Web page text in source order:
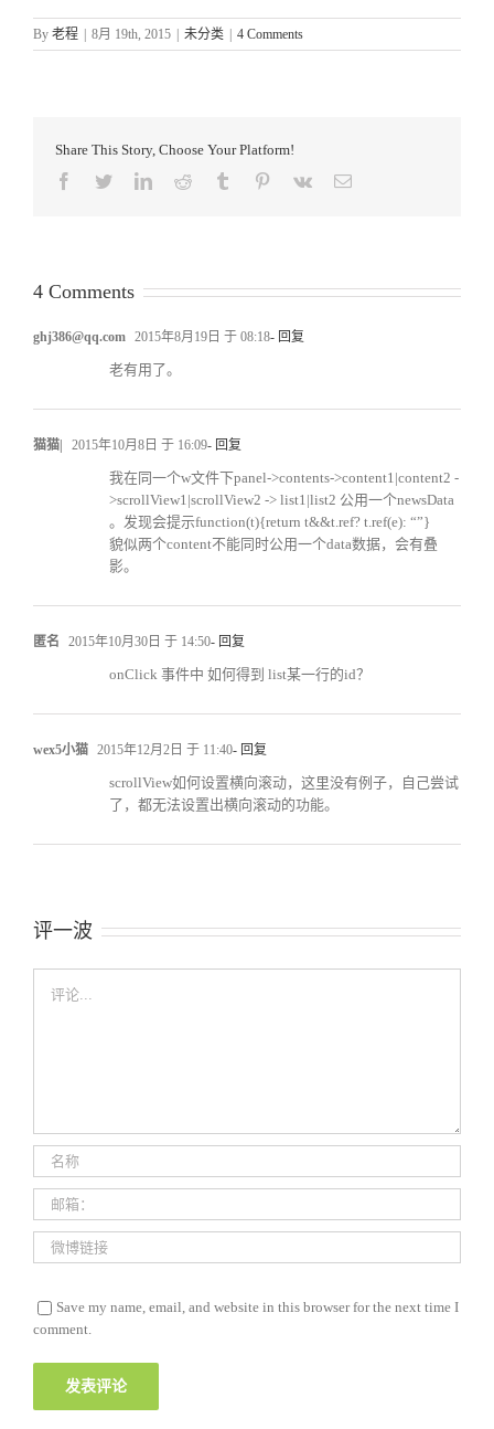
By 老程 | 8月 19th, 2015 | 未分类 | 4 Comments
Share This Story, Choose Your Platform!
Facebook
TwitterLinkedInReddit Tumblr Pinterest
Vk Email
4 Comments
ghj386@qq.com 2015年8月19日 于 08:18- 回复
老有用了。
猫猫| 2015年10月8日 于 16:09- 回复
我在同一个w文件下panel->contents->content1|content2 -
>scrollView1|scrollView2 -> list1|list2 公用一个newsData
。发现会提示function(t){return t&&t.ref? t.ref(e): “”}
貌似两个content不能同时公用一个data数据，会有叠
影。
匿名 2015年10月30日 于 14:50- 回复
onClick 事件中 如何得到 list某一行的id？
wex5小猫 2015年12月2日 于 11:40- 回复
scrollView如何设置横向滚动，这里没有例子，自己尝试
了，都无法设置出横向滚动的功能。
评一波
Save my name, email, and website in this browser for the next time I
comment.